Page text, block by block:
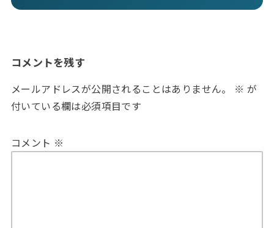
コメントを残す
メールアドレスが公開されることはありません。 ※ が
付いている欄は必須項目です
コメント ※